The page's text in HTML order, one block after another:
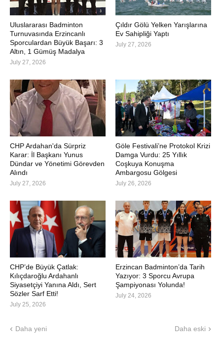
Uluslararası Badminton
Turnuvasında Erzincanlı
Sporculardan Büyük Başarı: 3
Altın, 1 Gümüş Madalya
July 27, 2026
Çıldır Gölü Yelken Yarışlarına
Ev Sahipliği Yaptı
July 27, 2026
CHP Ardahan'da Sürpriz
Karar: İl Başkanı Yunus
Dündar ve Yönetimi Görevden
Alındı
July 27, 2026
Göle Festivali’ne Protokol Krizi
Damga Vurdu: 25 Yıllık
Coşkuya Konuşma
Ambargosu Gölgesi
July 26, 2026
CHP’de Büyük Çatlak:
Kılıçdaroğlu Ardahanlı
Siyasetçiyi Yanına Aldı, Sert
Sözler Sarf Etti!
July 25, 2026
Erzincan Badminton’da Tarih
Yazıyor: 3 Sporcu Avrupa
Şampiyonası Yolunda!
July 24, 2026
Daha yeni Daha eski